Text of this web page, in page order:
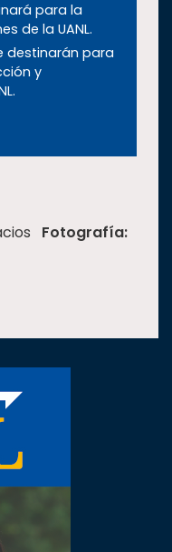
para la
de la UANL.
destinarán para
y
Fotografía: